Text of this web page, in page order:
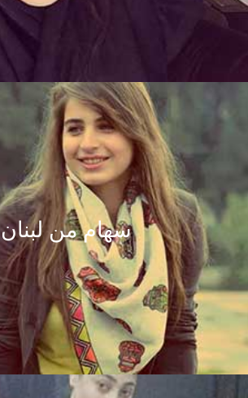
سهام من لبنان